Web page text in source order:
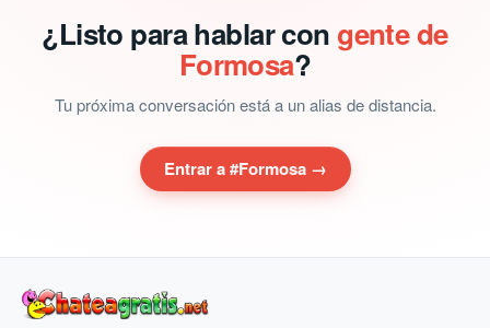
¿Listo para hablar con gente de
Formosa?
Tu próxima conversación está a un alias de distancia.
Entrar a #Formosa →